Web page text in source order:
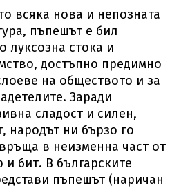
всяка нова и непозната
пъпешът е бил
луксозна стока и
достъпно предимно
на обществото и за
Заради
сладост и силен,
народът ни бързо го
в неизменна част от
бит. В българските
пъпешът (наричан